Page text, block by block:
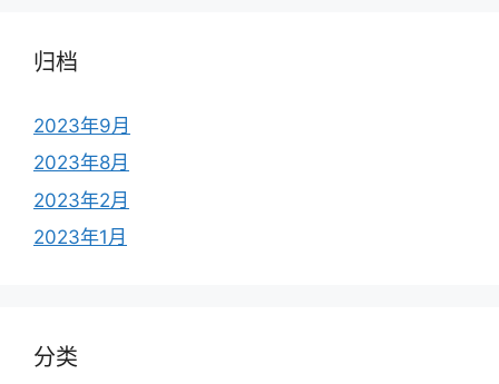
归档
2023年9月
2023年8月
2023年2月
2023年1月
分类